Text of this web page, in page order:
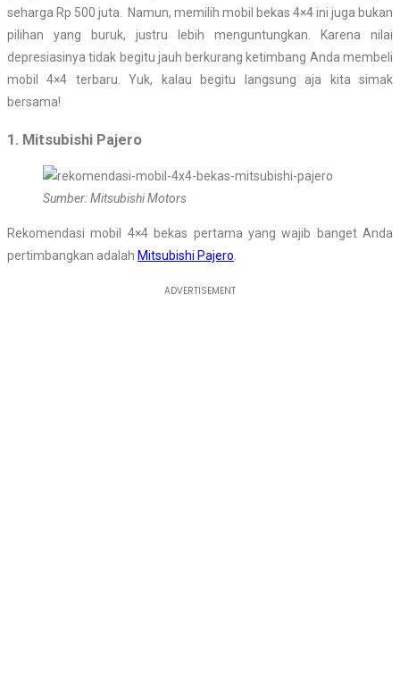
seharga Rp 500 juta. Namun, memilih mobil bekas 4×4 ini juga bukan
pilihan yang buruk, justru lebih menguntungkan. Karena nilai
depresiasinya tidak begitu jauh berkurang ketimbang Anda membeli
mobil 4×4 terbaru. Yuk, kalau begitu langsung aja kita simak
bersama!
1. Mitsubishi Pajero
Sumber: Mitsubishi Motors
Rekomendasi mobil 4×4 bekas pertama yang wajib banget Anda
pertimbangkan adalah Mitsubishi Pajero